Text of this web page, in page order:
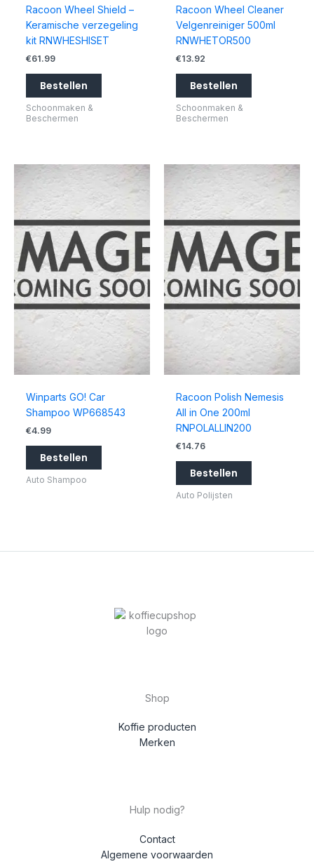
Racoon Wheel Shield –
Keramische verzegeling
kit RNWHESHISET
€61.99
Bestellen
Schoonmaken &
Beschermen
Racoon Wheel Cleaner
Velgenreiniger 500ml
RNWHETOR500
€13.92
Bestellen
Schoonmaken &
Beschermen
Winparts GO! Car
Shampoo WP668543
€4.99
Bestellen
Auto Shampoo
Racoon Polish Nemesis
All in One 200ml
RNPOLALLIN200
€14.76
Bestellen
Auto Polijsten
Shop
Koffie producten
Merken
Hulp nodig?
Contact
Algemene voorwaarden